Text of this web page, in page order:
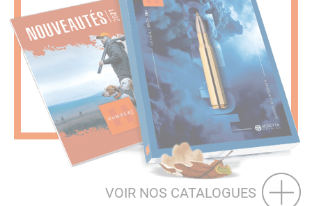
VOIR NOS CATALOGUES